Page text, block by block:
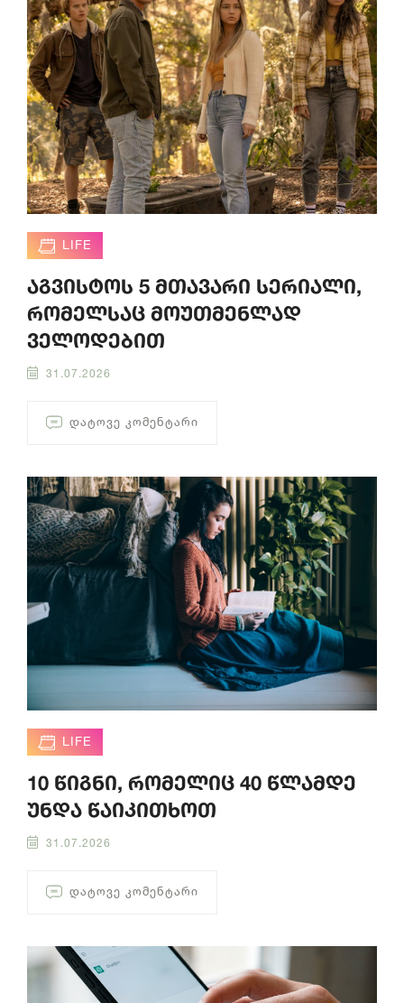
LIFE
აგვისტოს 5 მთავარი სერიალი,
რომელსაც მოუთმენლად
ველოდებით
31.07.2026
ᲓᲐᲢᲝᲕᲔ ᲙᲝᲛᲔᲜᲢᲐᲠᲘ
LIFE
10 წიგნი, რომელიც 40 წლამდე
უნდა წაიკითხოთ
31.07.2026
ᲓᲐᲢᲝᲕᲔ ᲙᲝᲛᲔᲜᲢᲐᲠᲘ